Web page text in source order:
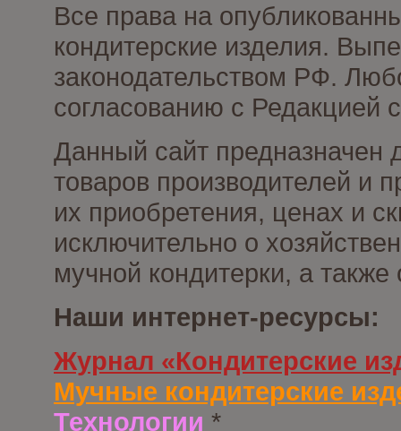
Все права на
кондитерские изделия.
законодательством РФ.
согласованию с Редакцией
Данный сайт предназначен
товаров производителей и
их приобретения, ценах и
исключительно о
мучной кондитерки, а
Наши интернет-ресурсы:
Журнал «Кондитерские
Мучные кондитерские
Технологии *